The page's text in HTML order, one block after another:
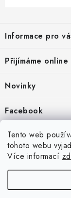
Tento web
tohoto webu
Více informací
p
a
Informace pro
Jak nakupovat
Ochrana osobních
Hodnocení obchodu
Doprava a platba
Vrácení zboží a
Přijímáme
Novinky
Kryty, pouzdra,
11.9.2022
Nová skla pro vaši
22.8.2020
Designové kryty pro
Facebook